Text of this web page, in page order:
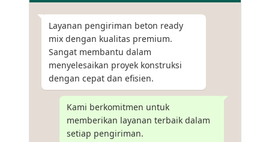
Layanan pengiriman beton ready
mix dengan kualitas premium.
Sangat membantu dalam
menyelesaikan proyek konstruksi
dengan cepat dan efisien.
Kami berkomitmen untuk
memberikan layanan terbaik dalam
setiap pengiriman.